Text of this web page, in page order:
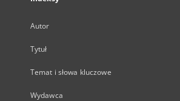
Autor
Tytuł
Temat i słowa kluczowe
Wydawca